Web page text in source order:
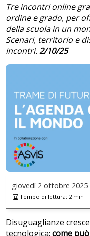
Tre incontri online
ordine e grado, per
della scuola in un
Scenari, territorio e
incontri.2/10/25
giovedì 2 ottobre 2025
Tempo di lettura: 2min
Disuguaglianze
tecnologica: come